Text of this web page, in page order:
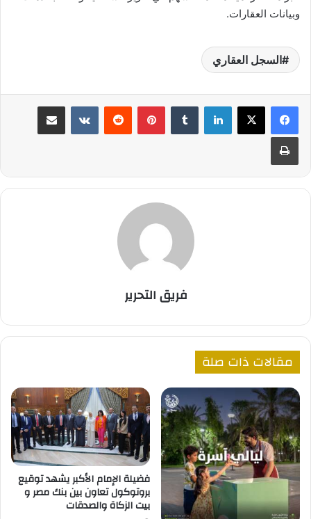
وبيانات العقارات.
السجل العقاري
لينكدإن بينتيريست مشاركة عبر البريد
طباعة
فريق التحرير
مقالات ذات صلة
فضيلة الإمام الأكبر يشهد توقيع
بروتوكول تعاون بين بنك مصر و
بيت الزكاة والصدقات